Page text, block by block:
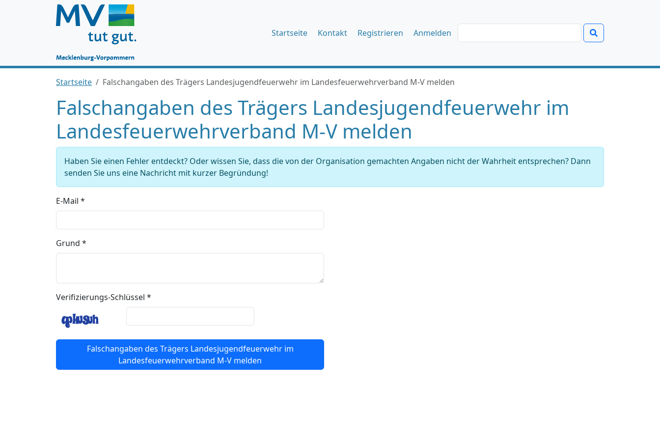
Startseite Kontakt Registrieren Anmelden
Startseite Falschangaben des Trägers Landesjugendfeuerwehr im Landesfeuerwehrverband M-V melden
Falschangaben des Trägers Landesjugendfeuerwehr im
Landesfeuerwehrverband M-V melden
Haben Sie einen Fehler entdeckt? Oder wissen Sie, dass die von der Organisation gemachten Angaben nicht der Wahrheit entsprechen? Dann
senden Sie uns eine Nachricht mit kurzer Begründung!
E-Mail *
Grund *
Verifizierungs-Schlüssel *
Falschangaben des Trägers Landesjugendfeuerwehr im
Landesfeuerwehrverband M-V melden